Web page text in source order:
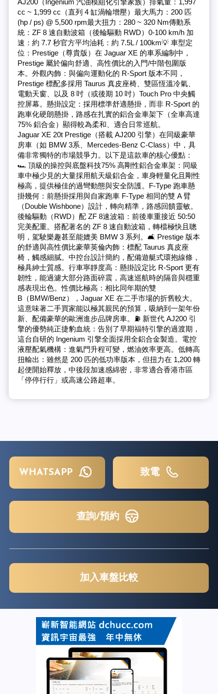
AJ200（Ingenium 汽油模組化引擎家族）排氣量：1,997
cc ~ 1,999 cc（直列 4 缸渦輪增壓）最大馬力：200 匹
(hp / ps) @ 5,500 rpm最大扭力：280 ~ 320 Nm傳動系
統：ZF 8 速自動波箱（後輪驅動 RWD）0-100 km/h 加
速：約 7.7 秒官方平均油耗：約 7.5L / 100km💡 車型定
位：Prestige（尊貴版）在 Jaguar XE 的車系編制中，
Prestige 屬於偏向舒適、高性價比的入門/中階包圍版
本。外觀內飾：與偏向運動化的 R-Sport 版本不同，
Prestige 標配多採用 Taurus 真皮座椅、雙區恆溫冷氣、
電動天窗、以及 8 吋（或後期 10 吋）Touch Pro 中央觸
控屏幕。懸掛設定：採用標準舒適懸掛，而非 R-Sport 的
跑車化硬朗懸掛，路感在扎實的鋁合金車架下（全車高達
75% 鋁合金）顯得較為柔和、適合日常巡航。
Jaguar XE 20t Prestige（搭載 AJ200 引擎）在同級豪華
房車（如 BMW 3系、Mercedes-Benz C-Class）中，具
備非常獨特的市場競爭力。以下是這款車的核心優點：
🏎️ 頂級的操控與底盤科技75% 高剛性鋁合金車架：同級
車中極少見的大量採用航天級鋁合金，車身輕量化且剛性
極高，提供極佳的過彎動態與安全防護。F-Type 跑車懸
掛幾何：前懸掛採用與自家跑車 F-Type 相同的雙 A 臂
（Double Wishbone）設計，轉向精準，路感回饋靈敏。
後輪驅動（RWD）配 ZF 8速波箱：前後車重接近 50:50
完美配重。搭配著名的 ZF 8 速自動波箱，轉檔極快且聰
明，駕駛樂趣甚至能媲美 BMW 3 系列。🛋️ Prestige 版本
的舒適與高性價比豪華英倫內飾：標配 Taurus 真皮座
椅，觸感細膩。中控台設計簡約，配備遊艇式環抱線條，
極具紳士質感。行車寧靜度高：懸掛設定比 R-Sport 更有
韌性，能過濾大部分路面碎震，高速巡航時的隔音與穩重
感表現出色。性價比極高：相比同年期的雙
B（BMW/Benz），Jaguar XE 在二手市場的折舊較大。
這意味著二手買家能以極其親民的預算，吸納到一架年份
新、配備豪華的歐洲進步品牌房車。⛽ 新世代 AJ200 引
擎的優勢純正捷豹血統：告別了早期福特引擎的過渡期，
這台自研的 Ingenium 引擎全面採用全鋁合金製造。電控
液壓配氣機構：進氣門升程可變，燃油效率更高。低轉高
扭輸出：雖然是 200 匹的低功率版本，但扭力在 1,200 轉
起便開始釋放，中後段加速感綿密，非常適合香港市區
「停停行行」或高速公路超車。
WHATSAPP 致電
查詢/預約
加入車盤比較